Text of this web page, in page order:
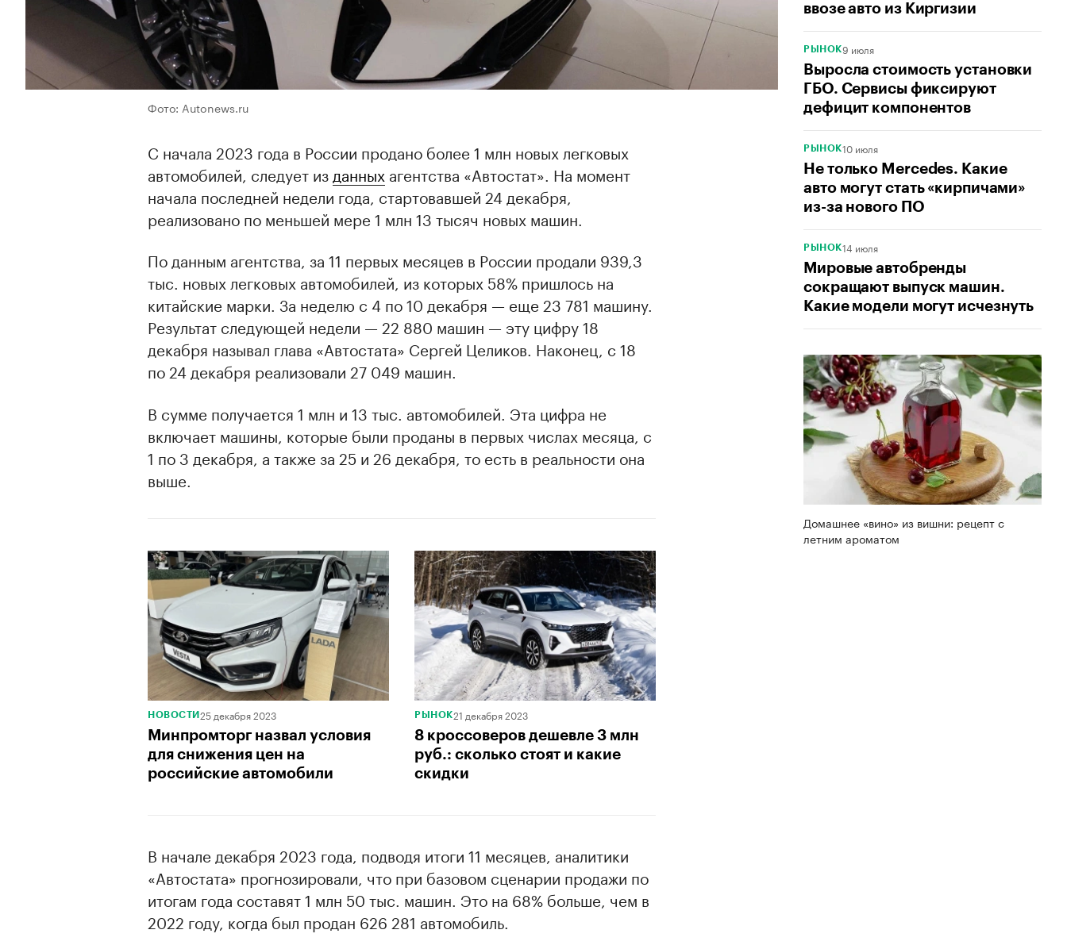
ввозе авто из Киргизии
РЫНОК9 июля
Выросла стоимость установки
ГБО. Сервисы фиксируют
дефицит компонентов
РЫНОК10 июля
Не только Mercedes. Какие
авто могут стать «кирпичами»
из-за нового ПО
РЫНОК14 июля
Мировые автобренды
сокращают выпуск машин.
Какие модели могут исчезнуть
Домашнее «вино» из вишни: рецепт с
летним ароматом
Фото: Autonews.ru
С начала 2023 года в России продано более 1 млн новых легковых
автомобилей, следует из данных агентства «Автостат». На момент
начала последней недели года, стартовавшей 24 декабря,
реализовано по меньшей мере 1 млн 13 тысяч новых машин.
По данным агентства, за 11 первых месяцев в России продали 939,3
тыс. новых легковых автомобилей, из которых 58% пришлось на
китайские марки. За неделю с 4 по 10 декабря — еще 23 781 машину.
Результат следующей недели — 22 880 машин — эту цифру 18
декабря называл глава «Автостата» Сергей Целиков. Наконец, с 18
по 24 декабря реализовали 27 049 машин.
00:00 / 00:00
В сумме получается 1 млн и 13 тыс. автомобилей. Эта цифра не
включает машины, которые были проданы в первых числах месяца, с
1 по 3 декабря, а также за 25 и 26 декабря, то есть в реальности она
выше.
НОВОСТИ 25 декабря 2023
Минпромторг назвал условия
для снижения цен на
российские автомобили
РЫНОК21 декабря 2023
8 кроссоверов дешевле 3 млн
руб.: сколько стоят и какие
скидки
В начале декабря 2023 года, подводя итоги 11 месяцев, аналитики
«Автостата» прогнозировали, что при базовом сценарии продажи по
итогам года составят 1 млн 50 тыс. машин. Это на 68% больше, чем в
2022 году, когда был продан 626 281 автомобиль.